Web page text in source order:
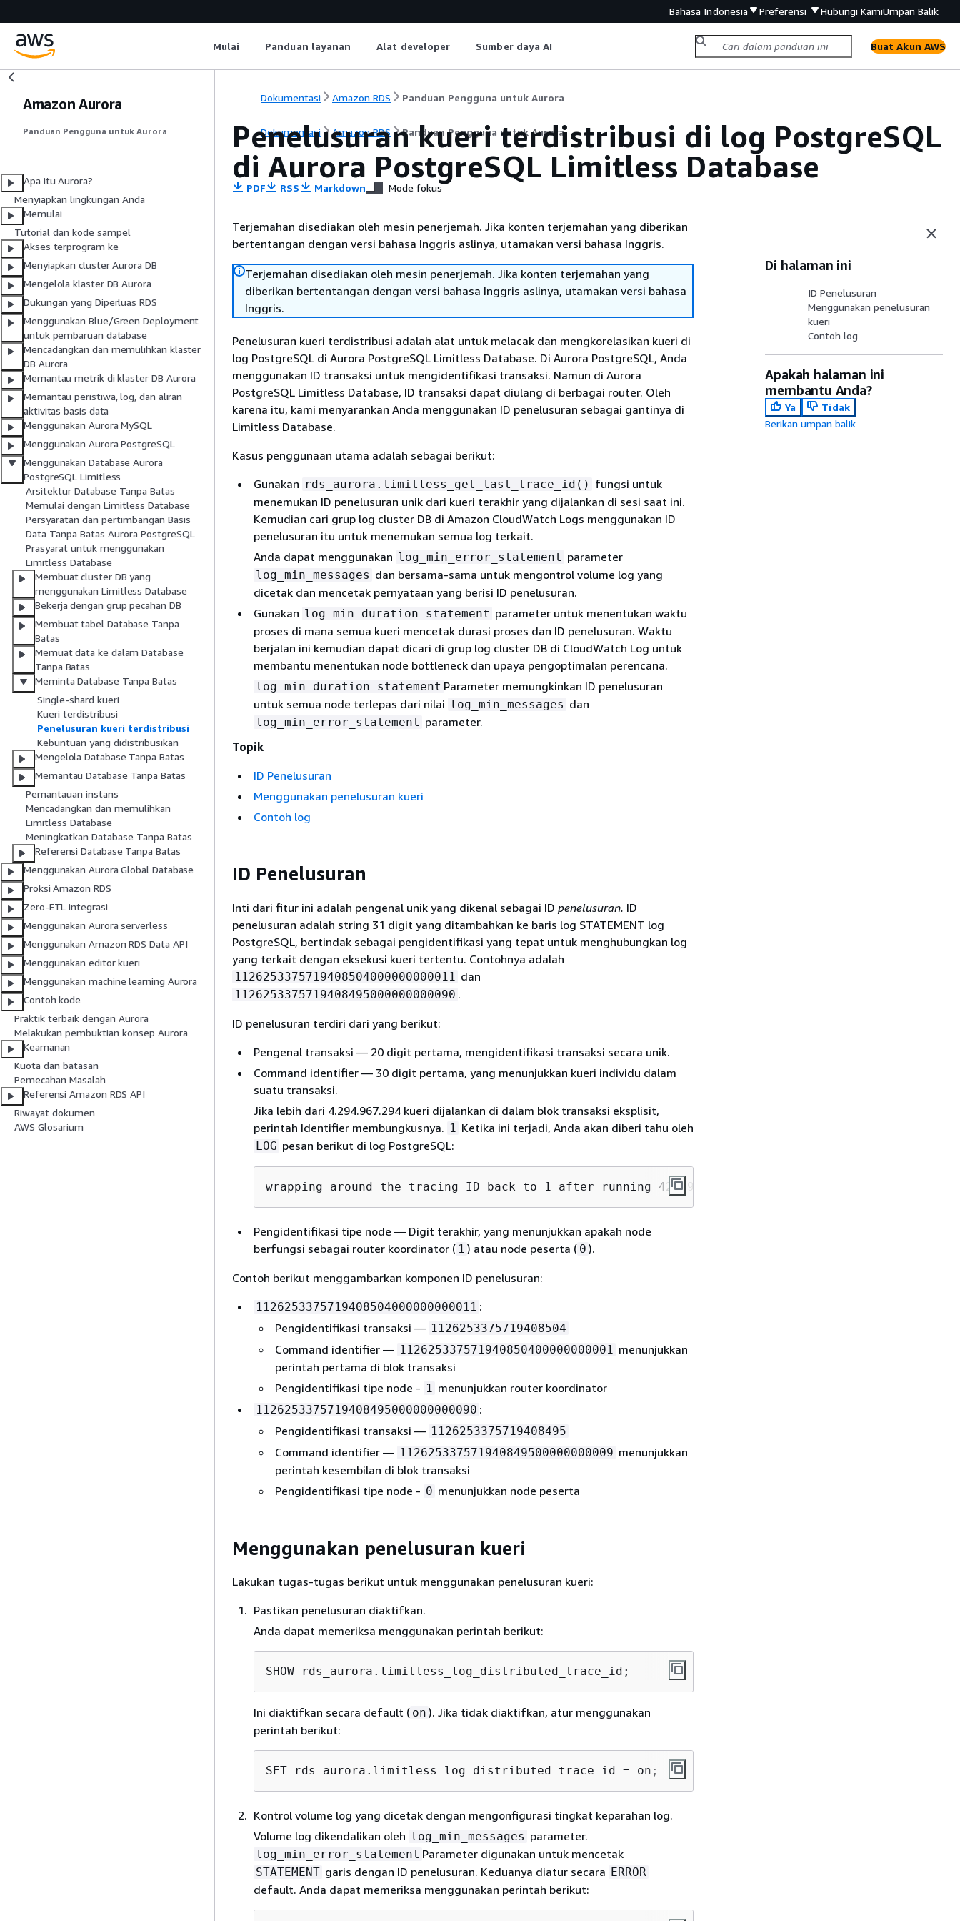
Bahasa Indonesia Preferensi Hubungi KamiUmpan Balik
Mulai Panduan layanan Alat developer Sumber daya AI Buat Akun AWS
Amazon Aurora
Panduan Pengguna untuk Aurora
Apa itu Aurora?
Menyiapkan lingkungan Anda
Memulai
Tutorial dan kode sampel
Akses terprogram ke
Menyiapkan cluster Aurora DB
Mengelola klaster DB Aurora
Dukungan yang Diperluas RDS
Menggunakan Blue/Green Deployment
untuk pembaruan database
Mencadangkan dan memulihkan klaster
DB Aurora
Memantau metrik di klaster DB Aurora
Memantau peristiwa, log, dan aliran
aktivitas basis data
Menggunakan Aurora MySQL
Menggunakan Aurora PostgreSQL
Menggunakan Database Aurora
PostgreSQL Limitless
Arsitektur Database Tanpa Batas
Memulai dengan Limitless Database
Persyaratan dan pertimbangan Basis
Data Tanpa Batas Aurora PostgreSQL
Prasyarat untuk menggunakan
Limitless Database
Membuat cluster DB yang
menggunakan Limitless Database
Bekerja dengan grup pecahan DB
Membuat tabel Database Tanpa
Batas
Memuat data ke dalam Database
Tanpa Batas
Meminta Database Tanpa Batas
Single-shard kueri
Kueri terdistribusi
Penelusuran kueri terdistribusi
Kebuntuan yang didistribusikan
Mengelola Database Tanpa Batas
Memantau Database Tanpa Batas
Pemantauan instans
Mencadangkan dan memulihkan
Limitless Database
Meningkatkan Database Tanpa Batas
Referensi Database Tanpa Batas
Menggunakan Aurora Global Database
Proksi Amazon RDS
Zero-ETL integrasi
Menggunakan Aurora serverless
Menggunakan Amazon RDS Data API
Menggunakan editor kueri
Menggunakan machine learning Aurora
Contoh kode
Praktik terbaik dengan Aurora
Melakukan pembuktian konsep Aurora
Keamanan
Kuota dan batasan
Pemecahan Masalah
Referensi Amazon RDS API
Riwayat dokumen
AWS Glosarium
Dokumentasi Amazon RDS Panduan Pengguna untuk Aurora
Dokumentasi Amazon RDS Panduan Pengguna untuk Aurora
Penelusuran kueri terdistribusi di log PostgreSQL
di Aurora PostgreSQL Limitless Database
PDF RSS Markdown Mode fokus
Terjemahan disediakan oleh mesin penerjemah. Jika konten terjemahan yang diberikan
bertentangan dengan versi bahasa Inggris aslinya, utamakan versi bahasa Inggris.
Terjemahan disediakan oleh mesin penerjemah. Jika konten terjemahan yang
diberikan bertentangan dengan versi bahasa Inggris aslinya, utamakan versi bahasa
Inggris.
Penelusuran kueri terdistribusi adalah alat untuk melacak dan mengkorelasikan kueri di
log PostgreSQL di Aurora PostgreSQL Limitless Database. Di Aurora PostgreSQL, Anda
menggunakan ID transaksi untuk mengidentifikasi transaksi. Namun di Aurora
PostgreSQL Limitless Database, ID transaksi dapat diulang di berbagai router. Oleh
karena itu, kami menyarankan Anda menggunakan ID penelusuran sebagai gantinya di
Limitless Database.
Kasus penggunaan utama adalah sebagai berikut:
Gunakan rds_aurora.limitless_get_last_trace_id() fungsi untuk
menemukan ID penelusuran unik dari kueri terakhir yang dijalankan di sesi saat ini.
Kemudian cari grup log cluster DB di Amazon CloudWatch Logs menggunakan ID
penelusuran itu untuk menemukan semua log terkait.
Anda dapat menggunakan log_min_error_statement parameter
log_min_messages dan bersama-sama untuk mengontrol volume log yang
dicetak dan mencetak pernyataan yang berisi ID penelusuran.
Gunakan log_min_duration_statement parameter untuk menentukan waktu
proses di mana semua kueri mencetak durasi proses dan ID penelusuran. Waktu
berjalan ini kemudian dapat dicari di grup log cluster DB di CloudWatch Log untuk
membantu menentukan node bottleneck dan upaya pengoptimalan perencana.
log_min_duration_statement Parameter memungkinkan ID penelusuran
untuk semua node terlepas dari nilai log_min_messages dan
log_min_error_statement parameter.
Topik
ID Penelusuran
Menggunakan penelusuran kueri
Contoh log
ID Penelusuran
Inti dari fitur ini adalah pengenal unik yang dikenal sebagai ID penelusuran. ID
penelusuran adalah string 31 digit yang ditambahkan ke baris log STATEMENT log
PostgreSQL, bertindak sebagai pengidentifikasi yang tepat untuk menghubungkan log
yang terkait dengan eksekusi kueri tertentu. Contohnya adalah
1126253375719408504000000000011 dan
1126253375719408495000000000090 .
ID penelusuran terdiri dari yang berikut:
Pengenal transaksi — 20 digit pertama, mengidentifikasi transaksi secara unik.
Command identifier — 30 digit pertama, yang menunjukkan kueri individu dalam
suatu transaksi.
Jika lebih dari 4.294.967.294 kueri dijalankan di dalam blok transaksi eksplisit,
perintah Identifier membungkusnya. 1 Ketika ini terjadi, Anda akan diberi tahu oleh
LOG pesan berikut di log PostgreSQL:
wrapping around the tracing ID back to 1 after running 4294967294 (4.2 billion or 2^32-2)
Pengidentifikasi tipe node — Digit terakhir, yang menunjukkan apakah node
berfungsi sebagai router koordinator ( 1 ) atau node peserta ( 0 ).
Contoh berikut menggambarkan komponen ID penelusuran:
1126253375719408504000000000011 :
Pengidentifikasi transaksi — 1126253375719408504
Command identifier — 112625337571940850400000000001 menunjukkan
perintah pertama di blok transaksi
Pengidentifikasi tipe node - 1 menunjukkan router koordinator
1126253375719408495000000000090 :
Pengidentifikasi transaksi — 1126253375719408495
Command identifier — 112625337571940849500000000009 menunjukkan
perintah kesembilan di blok transaksi
Pengidentifikasi tipe node - 0 menunjukkan node peserta
Menggunakan penelusuran kueri
Lakukan tugas-tugas berikut untuk menggunakan penelusuran kueri:
Pastikan penelusuran diaktifkan.
Anda dapat memeriksa menggunakan perintah berikut:
SHOW rds_aurora.limitless_log_distributed_trace_id;
Ini diaktifkan secara default ( on ). Jika tidak diaktifkan, atur menggunakan
perintah berikut:
SET rds_aurora.limitless_log_distributed_trace_id = on;
Kontrol volume log yang dicetak dengan mengonfigurasi tingkat keparahan log.
Volume log dikendalikan oleh log_min_messages parameter.
log_min_error_statement Parameter digunakan untuk mencetak
STATEMENT garis dengan ID penelusuran. Keduanya diatur secara ERROR
default. Anda dapat memeriksa menggunakan perintah berikut:
Di halaman ini
ID Penelusuran
Menggunakan penelusuran
kueri
Contoh log
Apakah halaman ini
membantu Anda?
Ya
Tidak
Berikan umpan balik